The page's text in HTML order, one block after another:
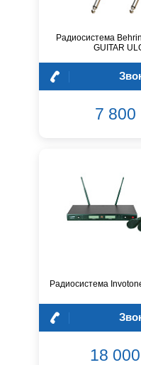
Радиосистема
GUITAR
7 800
Радиосистема
18